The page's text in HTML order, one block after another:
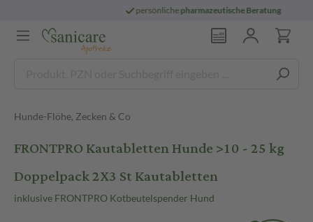
persönliche pharmazeutische Beratung
Hunde-Flöhe, Zecken & Co
FRONTPRO Kautabletten Hunde >10 - 25 kg
Doppelpack 2X3 St Kautabletten
inklusive FRONTPRO Kotbeutelspender Hund